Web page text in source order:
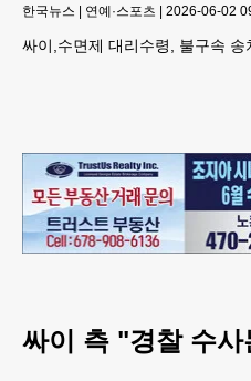
한국뉴스 | 연예·스포츠 | 2026-06-02
싸이,수면제 대리수령, 불구속 송
싸이 측 "경찰 수